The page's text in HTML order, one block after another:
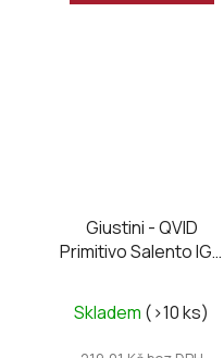
Giustini - QVID
Primitivo Salento IGT
Skladem (>10 ks)